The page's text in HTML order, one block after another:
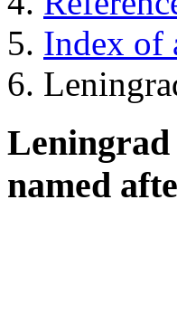
Index of
Leningrad
named